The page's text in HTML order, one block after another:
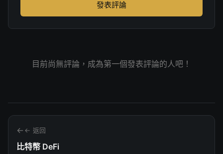
發表評論
目前尚無評論，成為第一個發表評論的人吧！
← 返回
比特幣 DeFi